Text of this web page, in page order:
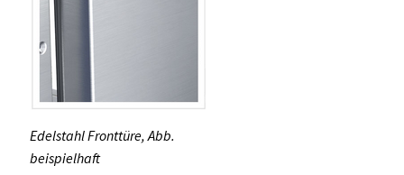
Edelstahl Fronttüre, Abb.
beispielhaft